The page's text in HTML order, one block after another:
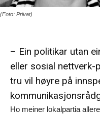
(Foto: Privat)
– Ein politikar utan
eller sosial
tru vil høyre på
Ho meiner lokalpartia